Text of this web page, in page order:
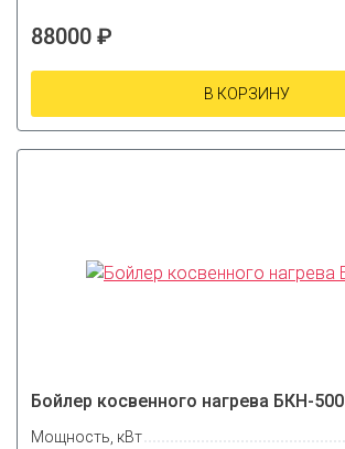
88000 ₽
В КОРЗИНУ
Бойлер косвенного нагрева БКН-500
Мощность, кВт